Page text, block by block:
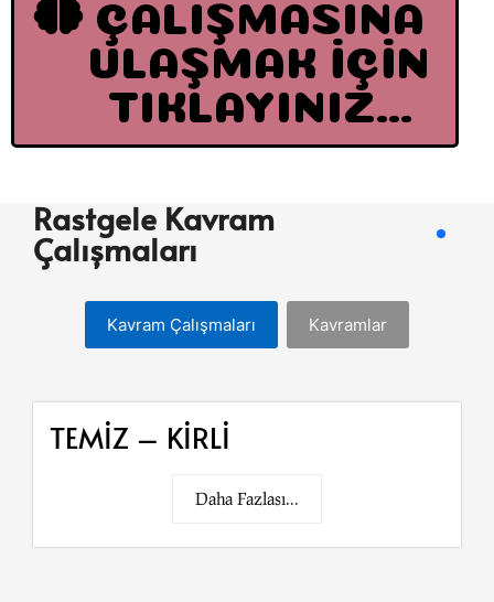
ÇALIŞMASINA
ULAŞMAK İÇİN
TIKLAYINIZ...
Rastgele Kavram
Çalışmaları
Kavram Çalışmaları Kavramlar
TEMİZ – KİRLİ
Daha Fazlası...